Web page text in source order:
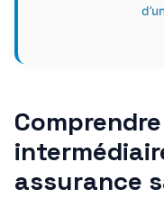
assurance